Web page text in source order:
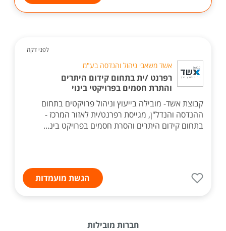
לפני דקה
אשד משאבי ניהול והנדסה בע"מ
רפרנט /ית בתחום קידום היתרים
והתרת חסמים בפרויקטי בינוי
קבוצת אשד- מובילה בייעוץ וניהול פרויקטים בתחום
ההנדסה והנדל"ן, מגייסת רפרנט/ית לאזור המרכז -
בתחום קידום היתרים והסרת חסמים בפרויקט בינ...
הגשת מועמדות
חברות מובילות